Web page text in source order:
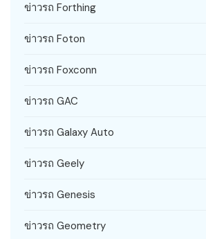
ข่าวรถ Forthing
ข่าวรถ Foton
ข่าวรถ Foxconn
ข่าวรถ GAC
ข่าวรถ Galaxy Auto
ข่าวรถ Geely
ข่าวรถ Genesis
ข่าวรถ Geometry